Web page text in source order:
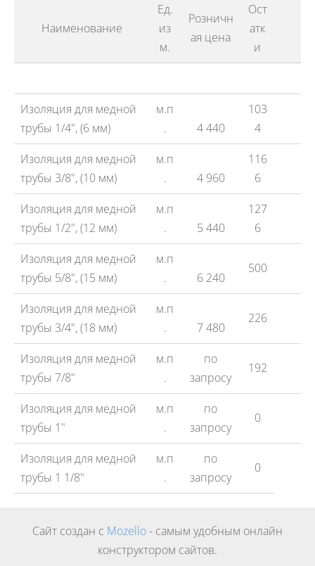
Наименование
Ед.
из
м.
Розничн
ая цена
Ост
атк
и
Изоляция для медной
трубы 1/4", (6 мм)
м.п
.
4 440
103
4
Изоляция для медной
трубы 3/8", (10 мм)
м.п
.
4 960
116
6
Изоляция для медной
трубы 1/2", (12 мм)
м.п
.
5 440
127
6
Изоляция для медной
трубы 5/8", (15 мм)
м.п
.
6 240
500
Изоляция для медной
трубы 3/4", (18 мм)
м.п
.
7 480
226
Изоляция для медной
трубы 7/8"
м.п
.
по
запросу
192
Изоляция для медной
трубы 1"
м.п
.
по
запросу
0
Изоляция для медной
трубы 1 1/8"
м.п
.
по
запросу
0
Сайт создан с Mozello- самым удобным онлайн
конструктором сайтов.